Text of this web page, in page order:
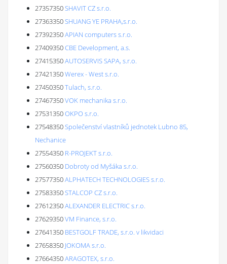
27357350SHAVIT CZ s.r.o.
27363350SHUANG YE PRAHA,s.r.o.
27392350APIAN computers s.r.o.
27409350CBE Development, a.s.
27415350AUTOSERVIS SAPA, s.r.o.
27421350Werex - West s.r.o.
27450350Tulach, s.r.o.
27467350VOK mechanika s.r.o.
27531350OKPO s.r.o.
27548350Společenství vlastníků jednotek Lubno 85,
Nechanice
27554350 R-PROJEKT s.r.o.
27560350 Dobroty od Myšáka s.r.o.
27577350ALPHATECH TECHNOLOGIES s.r.o.
27583350STALCOP CZ s.r.o.
27612350ALEXANDER ELECTRIC s.r.o.
27629350VM Finance, s.r.o.
27641350 BESTGOLF TRADE, s.r.o. v likvidaci
27658350 JOKOMA s.r.o.
27664350ARAGOTEX, s.r.o.